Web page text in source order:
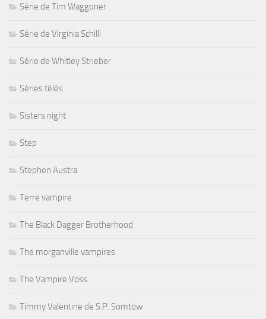
Série de Tim Waggoner
Série de Virginia Schilli
Série de Whitley Strieber
Séries télés
Sisters night
Step
Stephen Austra
Terre vampire
The Black Dagger Brotherhood
The morganville vampires
The Vampire Voss
Timmy Valentine de S.P. Somtow